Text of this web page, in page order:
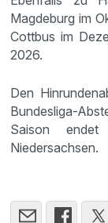
Magdeburg im
Cottbus im
2026.
Den
Bundesliga-
Saison
Niedersachsen.